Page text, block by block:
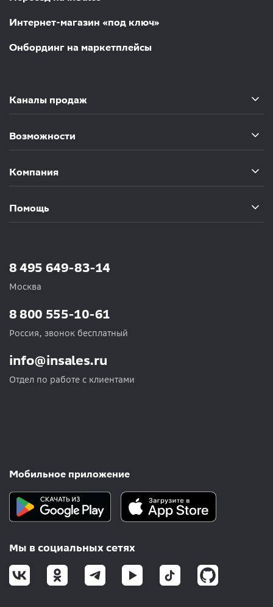
Интернет-магазин «под ключ»
Онбординг на маркетплейсы
Каналы продаж
Возможности
Компания
Помощь
8 495 649-83-14
Москва
info@insales.ru
Отдел по работе с клиентами
8 800 555-10-61
Россия, звонок бесплатный
Мобильное приложение
Мы в социальных сетях